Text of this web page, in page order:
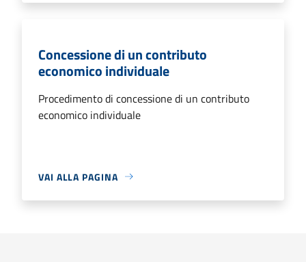
Concessione di un contributo
economico individuale
Procedimento di concessione di un contributo
economico individuale
VAI ALLA PAGINA